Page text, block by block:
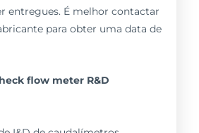
entregues. É melhor contactar
para obter uma data de
flow meter R&D